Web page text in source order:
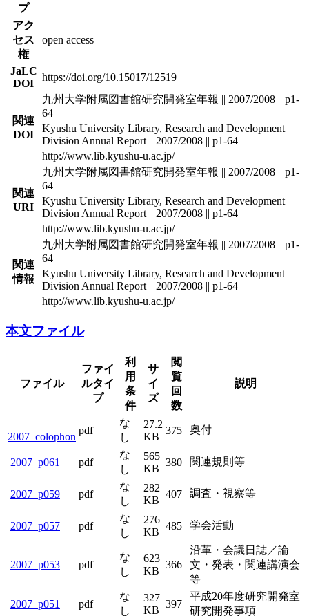
プ
アク
セス
権
open access
JaLC
DOI
https://doi.org/10.15017/12519
関連
DOI
九州大学附属図書館研究開発室年報 || 2007/2008 || p1-
64
Kyushu University Library, Research and Development
Division Annual Report || 2007/2008 || p1-64
http://www.lib.kyushu-u.ac.jp/
関連
URI
九州大学附属図書館研究開発室年報 || 2007/2008 || p1-
64
Kyushu University Library, Research and Development
Division Annual Report || 2007/2008 || p1-64
http://www.lib.kyushu-u.ac.jp/
関連
情報
九州大学附属図書館研究開発室年報 || 2007/2008 || p1-
64
Kyushu University Library, Research and Development
Division Annual Report || 2007/2008 || p1-64
http://www.lib.kyushu-u.ac.jp/
本文ファイル
ファイル
ファイ
ルタイ
プ
利
用
条
件
サ
イ
ズ
閲
覧
回
数
説明
2007_colophon
pdf
な
し
27.2
KB
375 奥付
2007_p061 pdf
な
し
565
KB
380 関連規則等
2007_p059 pdf
な
し
282
KB
407 調査・視察等
2007_p057 pdf
な
し
276
KB
485 学会活動
2007_p053 pdf
な
し
623
KB
366
沿革・会議日誌／論
文・発表・関連講演会
等
2007_p051 pdf
な
し
327
KB
397
平成20年度研究開発室
研究開発事項